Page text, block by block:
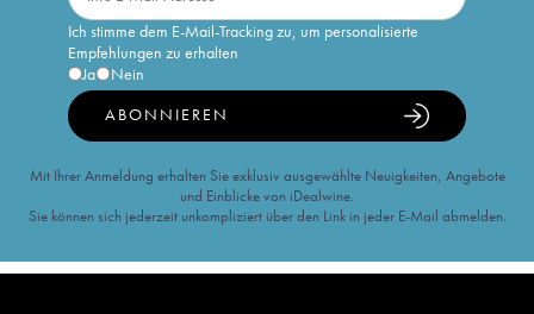
Ich stimme dem E-Mail-Tracking zu, um personalisierte
Empfehlungen zu erhalten
Ja
Nein
ABONNIEREN
Mit Ihrer Anmeldung erhalten Sie exklusiv ausgewählte Neuigkeiten, Angebote
und Einblicke von iDealwine.
Sie können sich jederzeit unkompliziert über den Link in jeder E-Mail abmelden.